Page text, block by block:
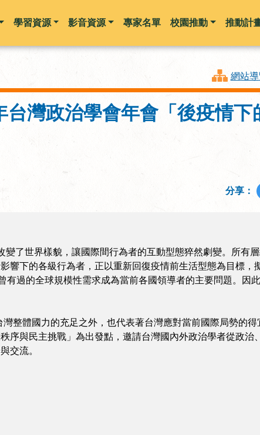
跳到主要內容
學習資源 影音資源 專家名單 校園推動 推動計
網站
台灣政治學會年會「後疫情
分享：
變了世界樣貌，讓國際間行為者的互動型態猝然劇變。所有
響下的各級行為者，正以重新回復疫情前生活型態為目標，
過的全球規模性需求成為當前各國領導者的主要問題。因
灣整體國力的充足之外，也代表著台灣應對當前國際局勢的
序與民主挑戰」為出發點，邀請台灣國內外政治學者從政
交流。